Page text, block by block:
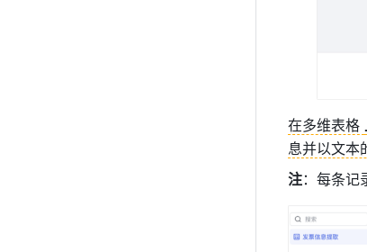
在多维表格
息并以文本
注：每条记